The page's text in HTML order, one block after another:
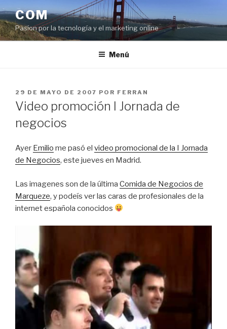
al
contenido
COM
Pasíon por la tecnología y el marketing online
Menú
PUBLICADO
EL
29 DE MAYO DE 2007 POR FERRAN
Video promoción I Jornada de
negocios
Ayer Emilio me pasó el video promocional de la I Jornada
de Negocios, este jueves en Madrid.
Las imagenes son de la última Comida de Negocios de
Marqueze, y podeís ver las caras de profesionales de la
internet española conocidos